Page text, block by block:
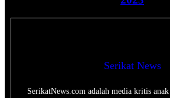
Serikat News
SerikatNews.com adalah media kritis